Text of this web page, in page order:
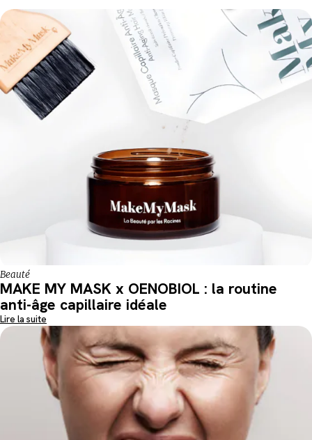
Beauté
MAKE MY MASK x OENOBIOL : la routine
anti-âge capillaire idéale
Lire la suite